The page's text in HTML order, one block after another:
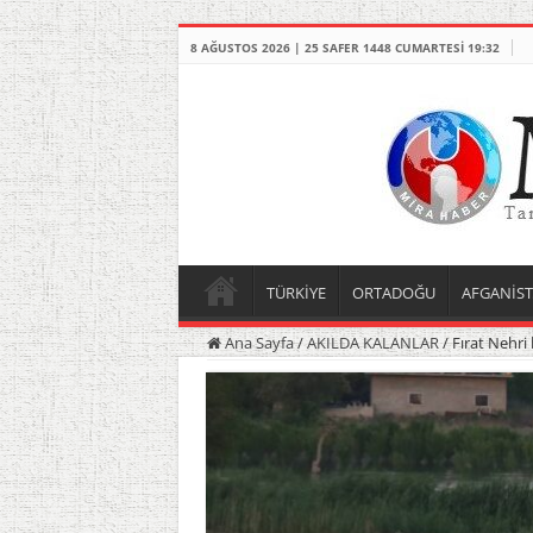
8 AĞUSTOS 2026 | 25 SAFER 1448 CUMARTESI 19:32
TÜRKİYE ORTADOĞU
Ana Sayfa/AKILDA KALANLAR/Fırat Nehri